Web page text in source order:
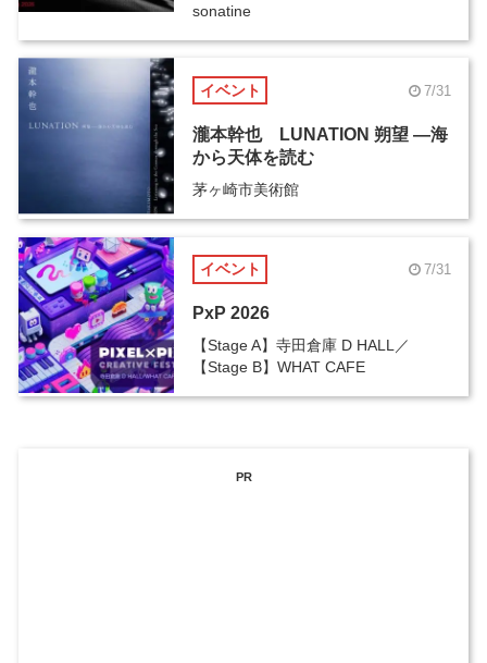
sonatine
イベント 7/31
瀧本幹也 LUNATION 朔望 ―海
から天体を読む
茅ヶ崎市美術館
イベント 7/31
PxP 2026
【Stage A】寺田倉庫 D HALL／
【Stage B】WHAT CAFE
PR